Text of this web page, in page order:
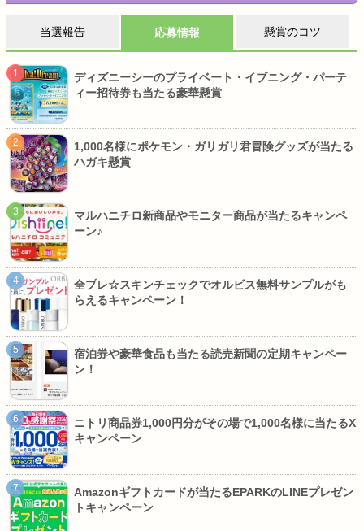
当選報告 応募情報 懸賞のコツ
ディズニーシーのプライベート・イブニング・パーテ
ィー招待券も当たる豪華懸賞
1,000名様にポケモン・ガリガリ君冒険グッズが当たる
ハガキ懸賞
マルハニチロ新商品やモニター商品が当たるキャンペ
ーン♪
全プレ☆スキンチェックでオルビス無料サンプルがも
らえるキャンペーン！
宿泊券や豪華食品も当たる読売新聞の定期キャンペー
ン！
ニトリ商品券1,000円分がその場で1,000名様に当たるX
キャンペーン
Amazonギフトカードが当たるEPARKのLINEプレゼン
トキャンペーン